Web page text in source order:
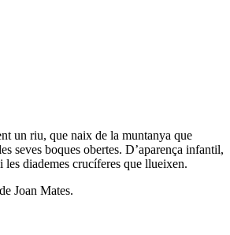
un riu, que naix de la muntanya que
seves boques obertes. D’aparença infantil,
les diademes crucíferes que llueixen.
Joan Mates.